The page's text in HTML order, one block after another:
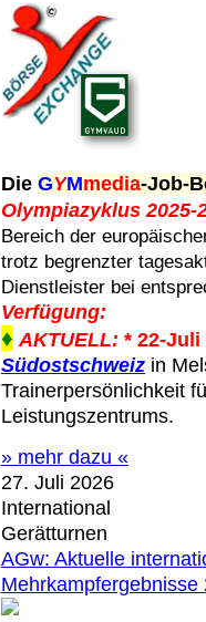
Die GYMmedia-Job-
Olympiazyklus 2025-
Bereich der
trotz begrenzter
Dienstleister bei
Verfügung:
♦ AKTUELL: * 22-
Südostschweiz in
Trainerpersönlichkeit
Leistungszentrums.
» mehr dazu «
27. Juli 2026
International
Gerätturnen
AGw: Aktuelle
Mehrkampfergebnisse